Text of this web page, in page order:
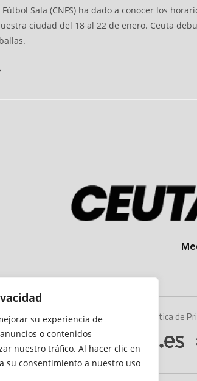
su experiencia de
o contenidos
nuestro tráfico. Al hacer clic en
su consentimiento a nuestro uso
Sala (CNFS) ha dado a conocer los
ciudad del 18 al 22 de enero. Ceuta
Mapa del SitioPolítica de Cookies Política de